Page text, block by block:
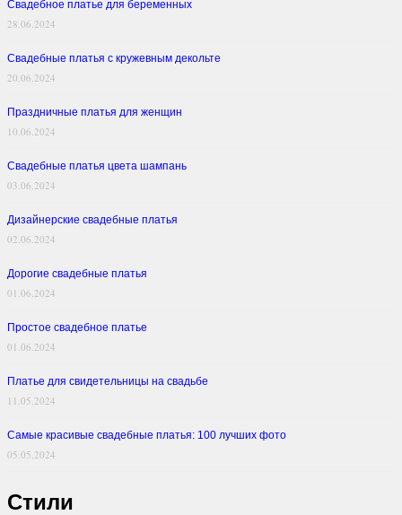
Свадебное платье для беременных
28.06.2024
Свадебные платья с кружевным декольте
20.06.2024
Праздничные платья для женщин
10.06.2024
Свадебные платья цвета шампань
03.06.2024
Дизайнерские свадебные платья
02.06.2024
Дорогие свадебные платья
01.06.2024
Простое свадебное платье
01.06.2024
Платье для свидетельницы на свадьбе
11.05.2024
Самые красивые свадебные платья: 100 лучших фото
05.05.2024
Стили